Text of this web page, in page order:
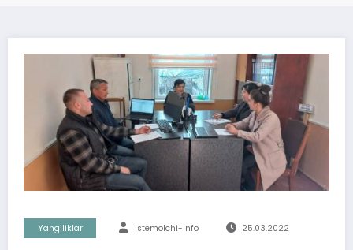
Yangiliklar Istemolchi-Info 25.03.2022